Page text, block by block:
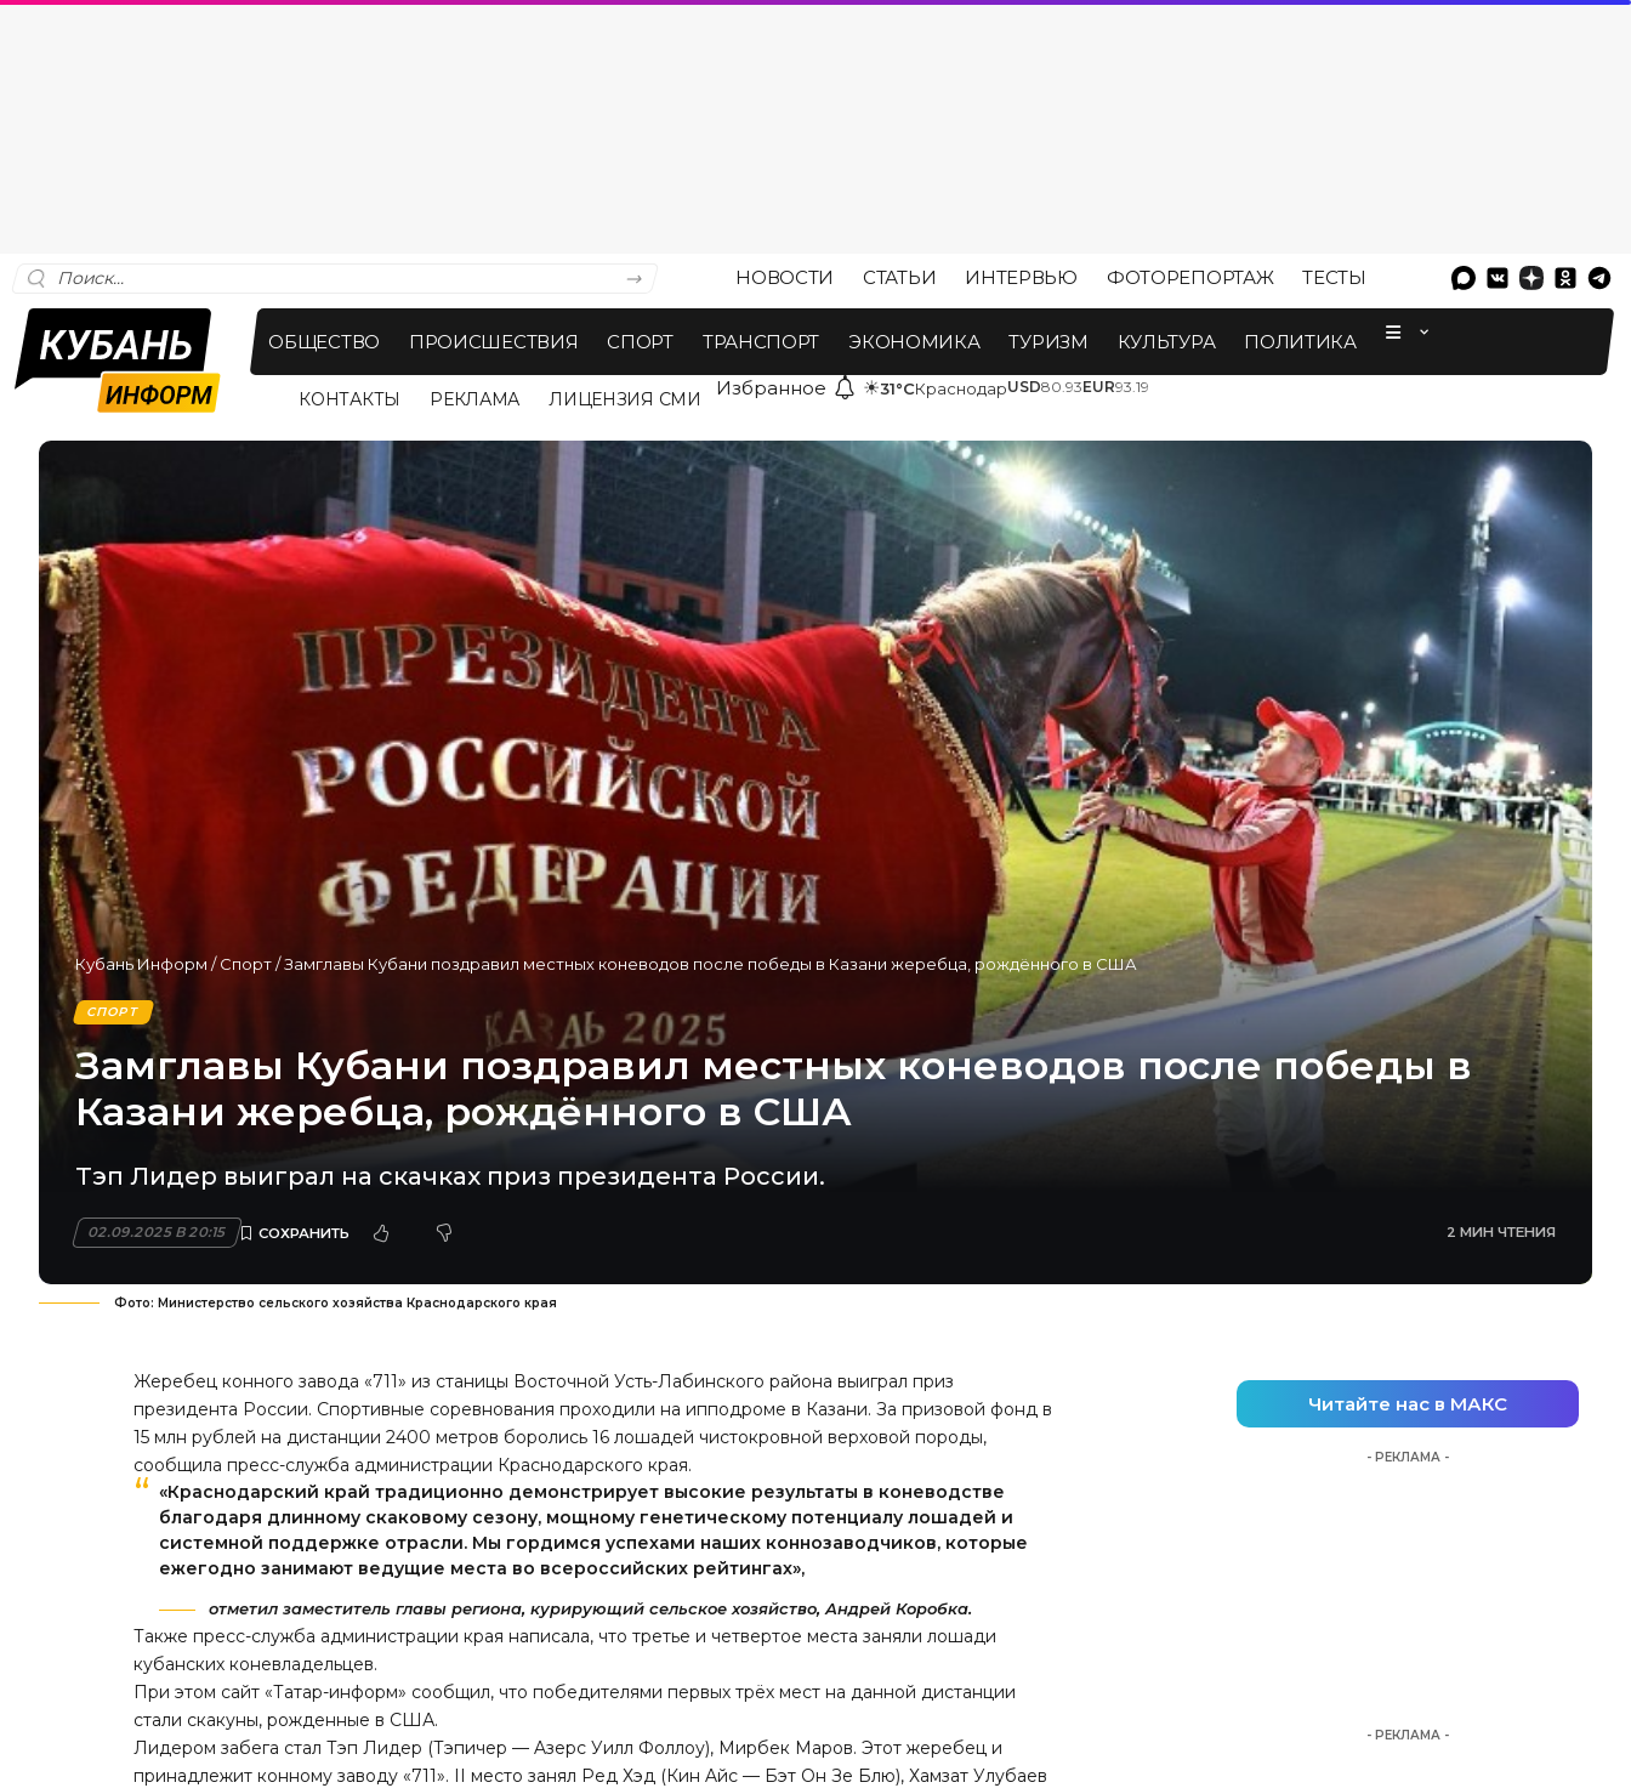
НОВОСТИ СТАТЬИ ИНТЕРВЬЮ ФОТОРЕПОРТАЖ ТЕСТЫ
ОБЩЕСТВО ПРОИСШЕСТВИЯ СПОРТ ТРАНСПОРТ ЭКОНОМИКА ТУРИЗМ КУЛЬТУРА ПОЛИТИКА
КОНТАКТЫ РЕКЛАМА ЛИЦЕНЗИЯ СМИ Избранное ☀31°CКраснодарUSD80.93EUR93.19
Кубань Информ /Спорт/Замглавы Кубани поздравил местных коневодов после победы в Казани жеребца, рождённого в США
СПОРТ
Замглавы Кубани поздравил местных коневодов после победы в
Казани жеребца, рождённого в США
Тэп Лидер выиграл на скачках приз президента России.
02.09.2025 В 20:15 2 МИН ЧТЕНИЯ
Фото: Министерство сельского хозяйства Краснодарского края
Жеребец конного завода «711» из станицы Восточной Усть-Лабинского района выиграл приз
президента России. Спортивные соревнования проходили на ипподроме в Казани. За призовой фонд в
15 млн рублей на дистанции 2400 метров боролись 16 лошадей чистокровной верховой породы,
сообщила пресс-служба администрации Краснодарского края.
«Краснодарский край традиционно демонстрирует высокие результаты в коневодстве
благодаря длинному скаковому сезону, мощному генетическому потенциалу лошадей и
системной поддержке отрасли. Мы гордимся успехами наших коннозаводчиков, которые
ежегодно занимают ведущие места во всероссийских рейтингах»,
отметил заместитель главы региона, курирующий сельское хозяйство, Андрей Коробка.
Также пресс-служба администрации края написала, что третье и четвертое места заняли лошади
кубанских коневладельцев.
При этом сайт «Татар-информ» сообщил, что победителями первых трёх мест на данной дистанции
стали скакуны, рожденные в США.
Лидером забега стал Тэп Лидер (Тэпичeр — Aзeрc Уилл Фоллоу), Мирбек Маров. Этот жеребец и
принадлежит конному заводу «711». II место занял Ред Хэд (Кин Aйс — Бэт Он Зе Блю), Хамзат Улубаев
Читайте нас в МАКС
- РЕКЛАМА -
- РЕКЛАМА -